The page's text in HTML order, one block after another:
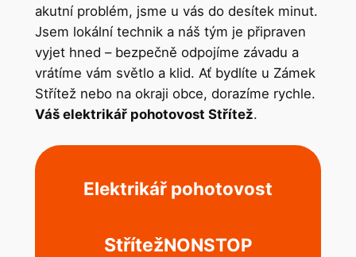
akutní problém, jsme u vás do desítek minut.
Jsem lokální technik a náš tým je připraven
vyjet hned – bezpečně odpojíme závadu a
vrátíme vám světlo a klid. Ať bydlíte u Zámek
Střítež nebo na okraji obce, dorazíme rychle.
Váš elektrikář pohotovost Střítež.
Elektrikář pohotovost
StřítežNONSTOP